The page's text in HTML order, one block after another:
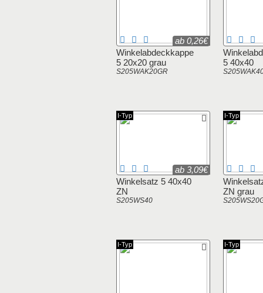
Winkelabdeckkappe
5 20x20 grau
S205WAK20GR
ab 0,26€
5 40x40
Winkelsatz 5 40x40
ZN
S205WS40
ab 3,09€
I-Typ
ZN grau
I-Typ
I-Typ I-Typ